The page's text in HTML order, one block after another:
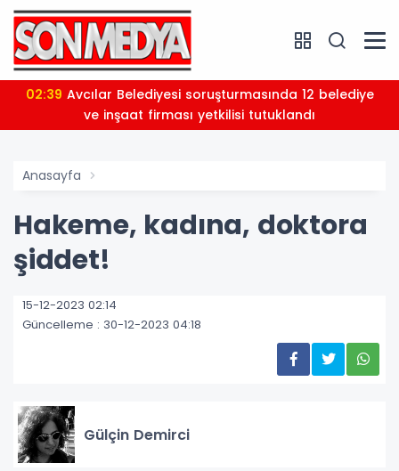
02:39
ve inşaat firması yetkilisi tutuklandı
Anasayfa
Hakeme, kadına, doktora
şiddet!
15-12-2023 02:14
Güncelleme : 30-12-2023 04:18
Gülçin Demirci